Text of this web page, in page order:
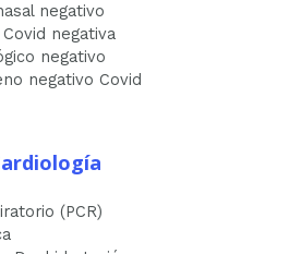
negativo
negativa
negativo
negativo Covid
(PCR)